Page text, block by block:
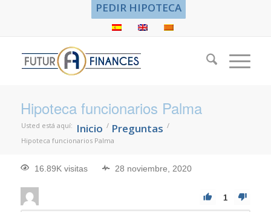
PEDIR HIPOTECA
Hipoteca funcionarios Palma
Usted está aquí: Inicio / Preguntas /
Hipoteca funcionarios Palma
16.89K visitas 28 noviembre, 2020
1